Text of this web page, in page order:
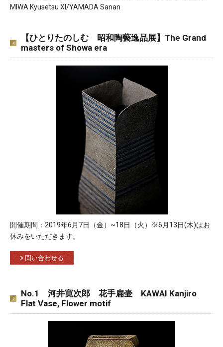
MIWA Kyusetsu XI/YAMADA Sanan
【ひとりたのしむ 昭和陶藝逸品展】The Grand
masters of Showa era
開催期間：2019年6月7日（金）~18日（火）※6月13日(木)はお
休みをいただきます。
問い合わせる
No.1 河井寛次郎 花手扁壷 KAWAI Kanjiro
Flat Vase, Flower motif